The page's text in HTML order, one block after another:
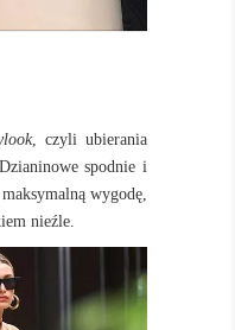
, czyli ubierania
spodnie i
wygodę,
nieźle.